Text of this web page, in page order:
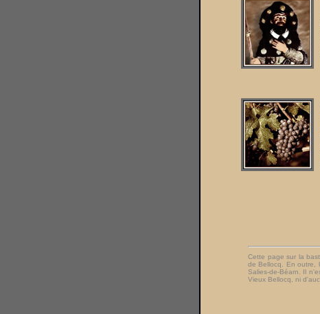
Cette page sur la
de Bellocq. En outre,
Salies-de-Béarn. Il
Vieux Bellocq, ni